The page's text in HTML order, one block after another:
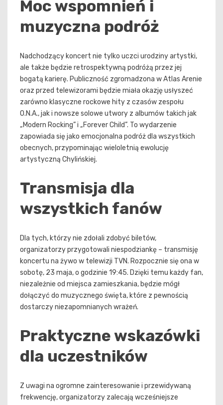
Moc wspomnień i
muzyczna podróż
Nadchodzący koncert nie tylko uczci urodziny artystki,
ale także będzie retrospektywną podróżą przez jej
bogatą karierę. Publiczność zgromadzona w Atlas Arenie
oraz przed telewizorami będzie miała okazję usłyszeć
zarówno klasyczne rockowe hity z czasów zespołu
O.N.A., jak i nowsze solowe utwory z albumów takich jak
„Modern Rocking” i „Forever Child”. To wydarzenie
zapowiada się jako emocjonalna podróż dla wszystkich
obecnych, przypominając wieloletnią ewolucję
artystyczną Chylińskiej.
Transmisja dla
wszystkich fanów
Dla tych, którzy nie zdołali zdobyć biletów,
organizatorzy przygotowali niespodziankę – transmisję
koncertu na żywo w telewizji TVN. Rozpocznie się ona w
sobotę, 23 maja, o godzinie 19:45. Dzięki temu każdy fan,
niezależnie od miejsca zamieszkania, będzie mógł
dołączyć do muzycznego święta, które z pewnością
dostarczy niezapomnianych wrażeń.
Praktyczne wskazówki
dla uczestników
Z uwagi na ogromne zainteresowanie i przewidywaną
frekwencję, organizatorzy zalecają wcześniejsze